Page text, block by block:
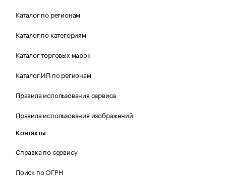
Каталог по регионам
Каталог по категориям
Каталог торговых марок
Каталог ИП по регионам
Правила использования сервиса
Правила использования изображений
Контакты
Справка по сервису
Поиск по ОГРН